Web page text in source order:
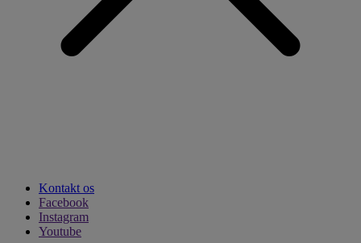
Kontakt os
Facebook
Instagram
Youtube